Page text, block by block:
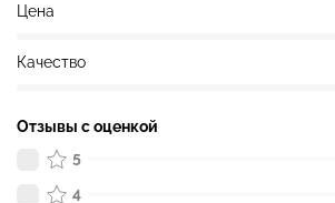
Цена
Качество
Отзывы с оценкой
5
4